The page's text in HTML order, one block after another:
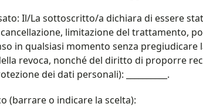
Il/La sottoscritto/a dichiara di essere
limitazione del trattamento,
in qualsiasi momento senza
revoca, nonché del diritto di proporre
dei dati personali): __________.
(barrare o indicare la scelta):